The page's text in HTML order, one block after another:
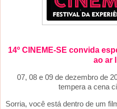
14º CINEME-SE convida
ao ar
07, 08 e 09 de dezembro de
tempera a cena
Sorria, você está dentro de um